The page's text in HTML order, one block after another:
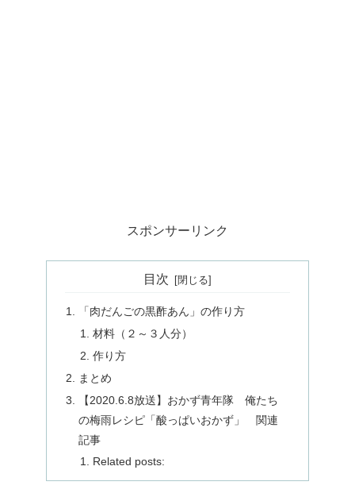
スポンサーリンク
目次
「肉だんごの黒酢あん」の作り方
材料（２～３人分）
作り方
まとめ
【2020.6.8放送】おかず青年隊 俺たち
の梅雨レシピ「酸っぱいおかず」 関連
記事
Related posts: